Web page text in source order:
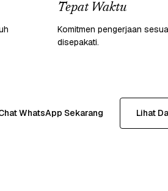
Tepat Waktu
Komitmen pengerjaan
disepakati.
WhatsApp Sekarang Lihat